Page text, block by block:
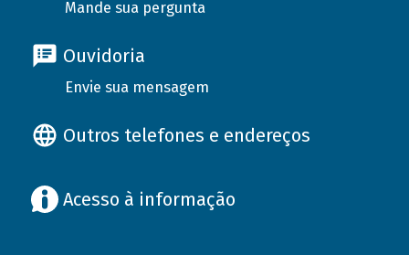
Mande sua pergunta
Ouvidoria
Envie sua mensagem
Outros telefones e endereços
Acesso à informação